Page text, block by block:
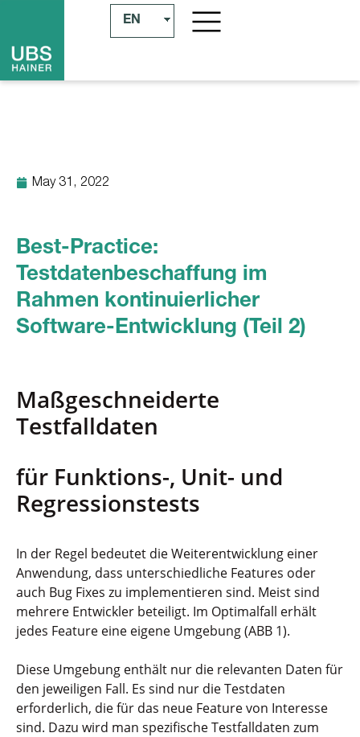
EN
May 31, 2022
Best-Practice:
Testdatenbeschaffung im
Rahmen kontinuierlicher
Software-Entwicklung (Teil 2)
Maßgeschneiderte
Testfalldaten
für Funktions-, Unit- und
Regressionstests
In der Regel bedeutet die Weiterentwicklung einer
Anwendung, dass unterschiedliche Features oder
auch Bug Fixes zu implementieren sind. Meist sind
mehrere Entwickler beteiligt. Im Optimalfall erhält
jedes Feature eine eigene Umgebung (ABB 1).
Diese Umgebung enthält nur die relevanten Daten für
den jeweiligen Fall. Es sind nur die Testdaten
erforderlich, die für das neue Feature von Interesse
sind. Dazu wird man spezifische Testfalldaten zum